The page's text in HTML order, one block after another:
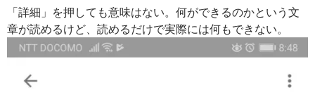
「詳細」を押しても意味はない。何ができるのかという文
章が読めるけど、読めるだけで実際には何もできない。